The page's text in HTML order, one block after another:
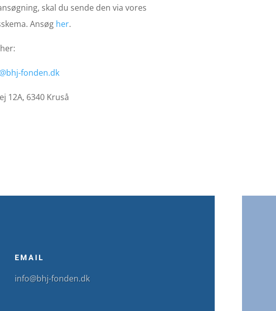
skal du sende den via vores
Ansøg her.
fonden.dk
12A, 6340 Kruså
EMAIL
info@bhj-fonden.dk